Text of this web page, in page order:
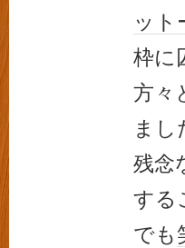
ット
枠に
方々
まし
残念
する
でも